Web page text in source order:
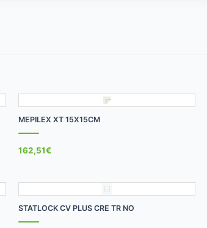
MEPILEX XT 15X15CM
162,51€
STATLOCK CV PLUS CRE TR NO